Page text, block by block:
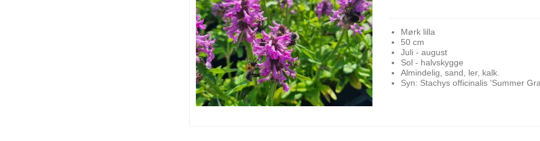
Mørk lilla
50 cm
Juli - august
Sol - halvskygge
Almindelig, sand, ler, kalk.
Syn: Stachys officinalis 'Summer